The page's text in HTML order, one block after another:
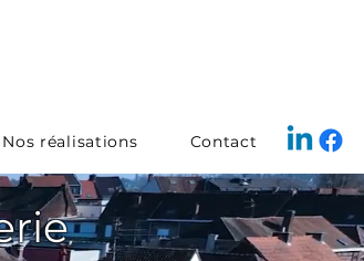
Nos réalisations Contact